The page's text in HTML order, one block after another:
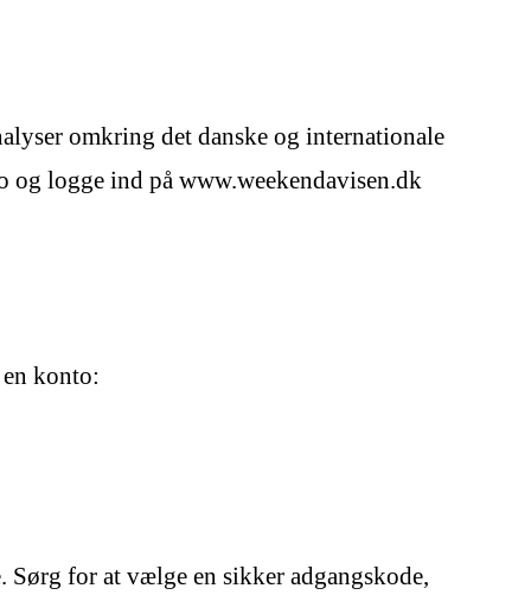
omkring det danske og internationale
logge ind på www.weekendavisen.dk
konto:
for at vælge en sikker adgangskode,